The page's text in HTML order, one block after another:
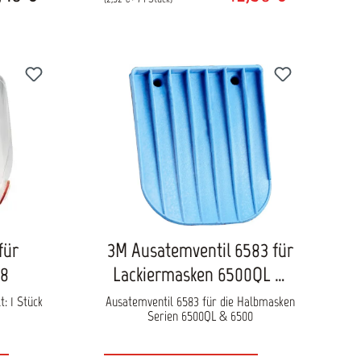
1 Stück
3M Ausatemventil 6583 für
Lackiermasken 6500QL &
6500
Ausatemventil 6583 für die Halbmasken
Serien 6500QL & 6500